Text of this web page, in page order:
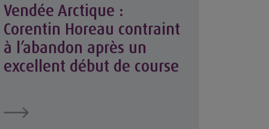
Vendée Arctique :
Corentin Horeau contraint
à l’abandon après un
excellent début de course